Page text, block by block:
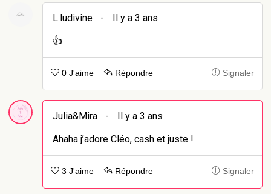
L.ludivine -
Il y a 3 ans
👍
0 J'aime Répondre Signaler
Julia&Mira -
Il y a 3 ans
Ahaha j’adore Cléo, cash et juste !
3 J'aime Répondre Signaler